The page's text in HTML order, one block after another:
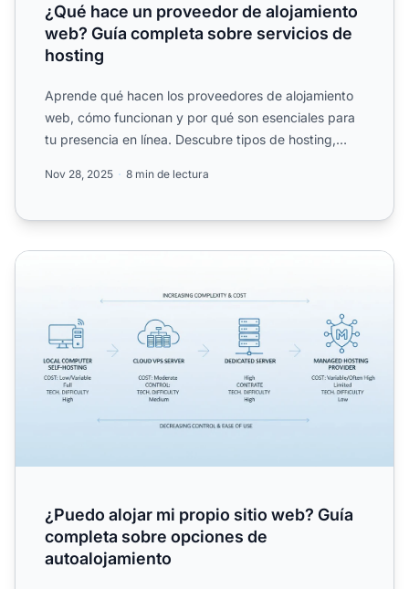
¿Qué hace un proveedor de alojamiento
web? Guía completa sobre servicios de
hosting
Aprende qué hacen los proveedores de alojamiento
web, cómo funcionan y por qué son esenciales para
tu presencia en línea. Descubre tipos de hosting,
Nov 28, 2025 8 min de lectura
¿Puedo alojar mi propio sitio web? Guía completa sobre
¿Puedo alojar mi propio sitio web? Guía
completa sobre opciones de
autoalojamiento